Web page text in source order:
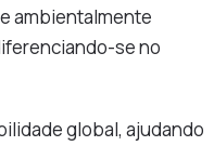
ambientalmente
se no
global, ajudando